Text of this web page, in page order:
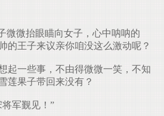
微微抬眼瞄向女子，心中呐呐的
的王子来议亲你咱没这么激动呢？
起一些事，不由得微微一笑，不知
莲果子带回来没有？
军觐见！”